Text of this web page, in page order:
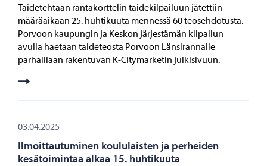
Taidetehtaan rantakorttelin taidekilpailuun jätettiin
määräaikaan 25. huhtikuuta mennessä 60 teosehdotusta.
Porvoon kaupungin ja Keskon järjestämän kilpailun
avulla haetaan taideteosta Porvoon Länsirannalle
parhaillaan rakentuvan K-Citymarketin julkisivuun.
03.04.2025
Ilmoittautuminen koululaisten ja perheiden
kesätoimintaa alkaa 15. huhtikuuta